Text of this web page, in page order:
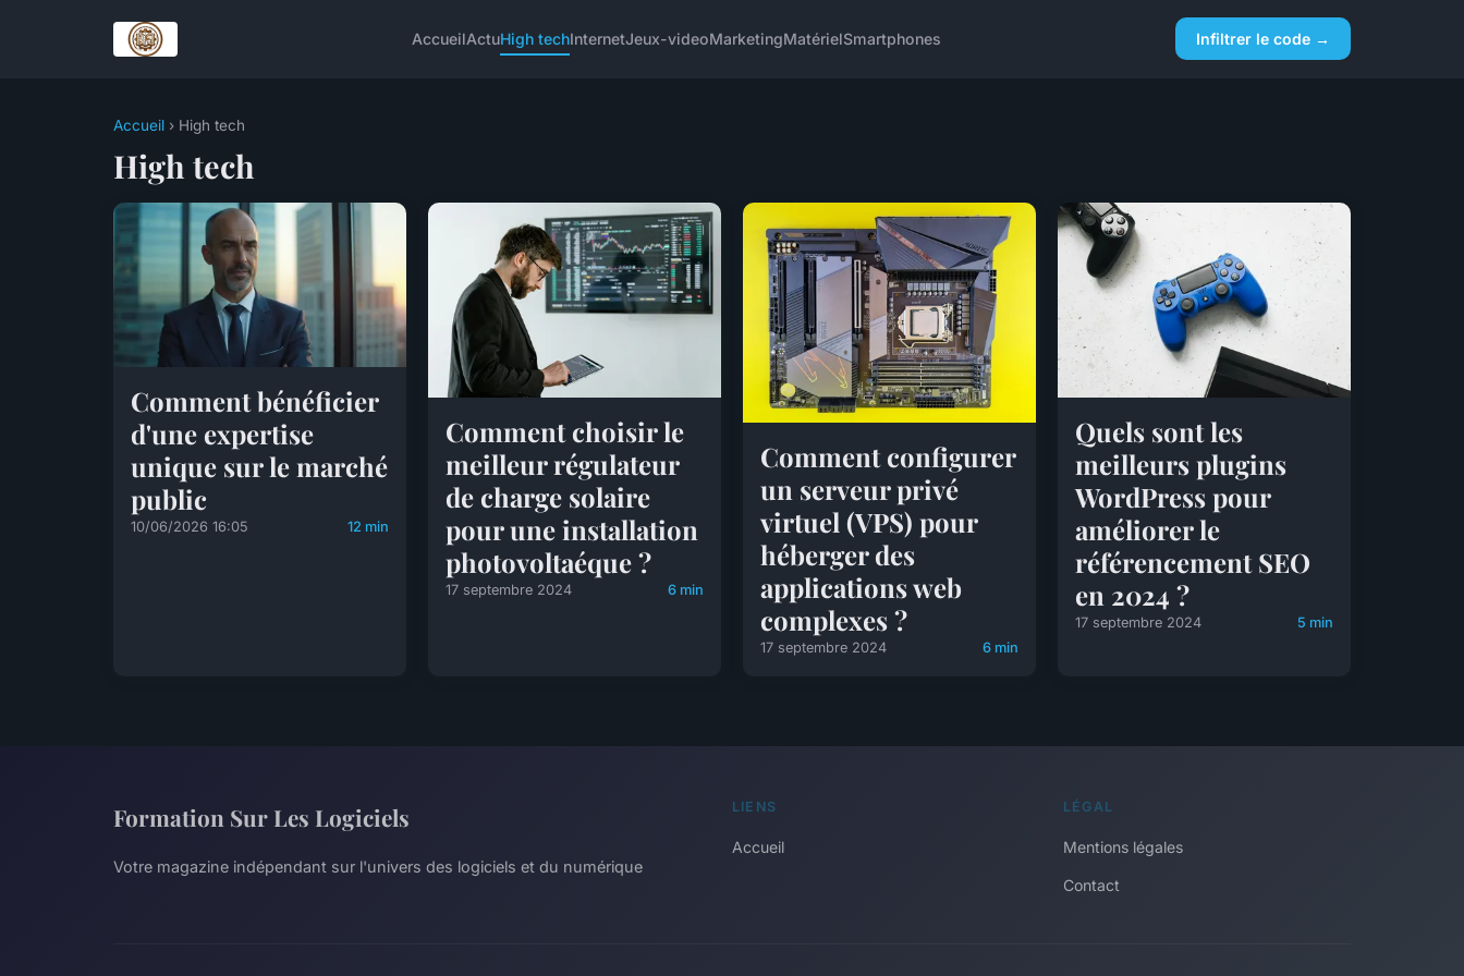
AccueilActuHigh techInternetJeux-videoMarketingMatérielSmartphones Infiltrer le code →
Accueil › High tech
High tech
Comment bénéficier
d'une expertise
unique sur le marché
public
10/06/2026 16:05 12 min
Comment choisir le
meilleur régulateur
de charge solaire
pour une installation
photovoltaéque ?
17 septembre 2024 6 min
Comment configurer
un serveur privé
virtuel (VPS) pour
héberger des
applications web
complexes ?
17 septembre 2024 6 min
Quels sont les
meilleurs plugins
WordPress pour
améliorer le
référencement SEO
en 2024 ?
17 septembre 2024 5 min
Formation Sur Les Logiciels
Votre magazine indépendant sur l'univers des logiciels et du numérique
LIENS
Accueil
LÉGAL
Mentions légales
Contact